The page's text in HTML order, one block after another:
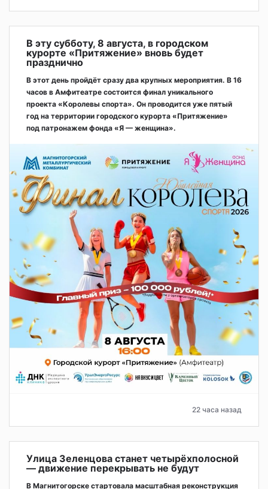
В эту субботу, 8 августа, в городском
курорте «Притяжение» вновь будет
празднично
В этот день пройдёт сразу два крупных мероприятия. В 16
часов в Амфитеатре состоится финал уникального
проекта «Королевы спорта». Он проводится уже пятый
год на территории городского курорта «Притяжение»
под патронажем фонда «Я — женщина».
22 часа назад
Улица Зеленцова станет четырёхполосной
— движение перекрывать не будут
В Магнитогорске стартовала масштабная реконструкция